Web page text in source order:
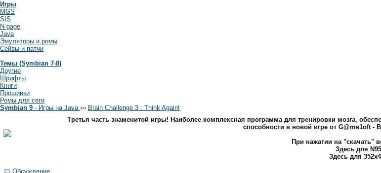
Игры
MGS
SIS
N-gage
Java
Эмуляторы и ромы
Сейвы и патчи
Темы (Symbian 7-8)
Другие
Шрифты
Книги
Прошивки
Ромы для сеги
Symbian 9 - Игры на Java ››› Brain Challenge 3 : Think Again!
Третья часть знаменитой игры! Наиболее комплексная программа для тренировки мозга,
способности в новой игре от G@me1oft -
При нажатии на "скачать"
Здесь для N95
Здесь для
Обсуждение